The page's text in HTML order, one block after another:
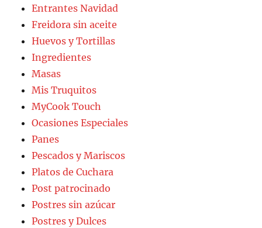
Entrantes Navidad
Freidora sin aceite
Huevos y Tortillas
Ingredientes
Masas
Mis Truquitos
MyCook Touch
Ocasiones Especiales
Panes
Pescados y Mariscos
Platos de Cuchara
Post patrocinado
Postres sin azúcar
Postres y Dulces